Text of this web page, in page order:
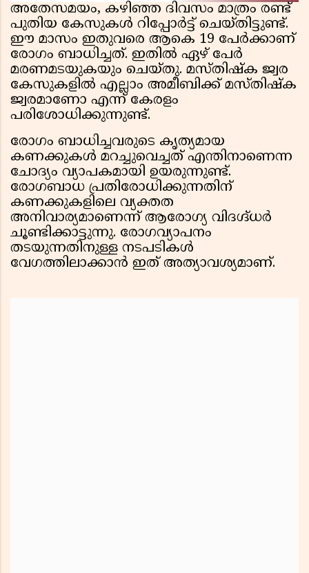
അതേസമയം, കഴിഞ്ഞ ദിവസം മാത്രം രണ്ട്
പുതിയ കേസുകൾ റിപ്പോർട്ട് ചെയ്തിട്ടുണ്ട്.
ഈ മാസം ഇതുവരെ ആകെ 19 പേർക്കാണ്
രോഗം ബാധിച്ചത്. ഇതിൽ ഏഴ് പേർ
മരണമടയുകയും ചെയ്തു. മസ്തിഷ്‌ക ജ്വര
കേസുകളിൽ എല്ലാം അമീബിക്ക് മസ്തിഷ്‌ക
ജ്വരമാണോ എന്ന് കേരളം
പരിശോധിക്കുന്നുണ്ട്.
രോഗം ബാധിച്ചവരുടെ കൃത്യമായ
കണക്കുകൾ മറച്ചുവെച്ചത് എന്തിനാണെന്ന
ചോദ്യം വ്യാപകമായി ഉയരുന്നുണ്ട്.
രോഗബാധ പ്രതിരോധിക്കുന്നതിന്
കണക്കുകളിലെ വ്യക്തത
അനിവാര്യമാണെന്ന് ആരോഗ്യ വിദഗ്ദ്ധർ
ചൂണ്ടിക്കാട്ടുന്നു. രോഗവ്യാപനം
തടയുന്നതിനുള്ള നടപടികൾ
വേഗത്തിലാക്കാൻ ഇത് അത്യാവശ്യമാണ്.